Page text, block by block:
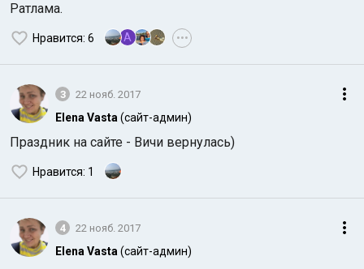
Ратлама.
Нравится: 6 A •••
3 22 нояб. 2017
Elena Vasta (сайт-админ)
Праздник на сайте - Вичи вернулась)
Нравится: 1
4 22 нояб. 2017
Elena Vasta (сайт-админ)